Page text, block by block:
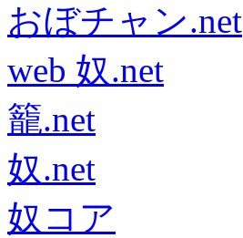
おぼチャン.net
web 奴.net
籠.net
奴.net
奴コア